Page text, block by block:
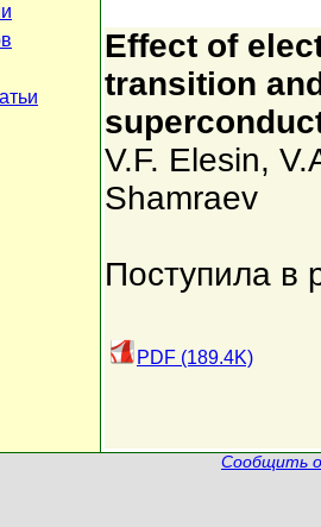
Effect of
transition
V.F. Elesin,
Shamraev
Поступила в
PDF (189.4K)
Сообщить о